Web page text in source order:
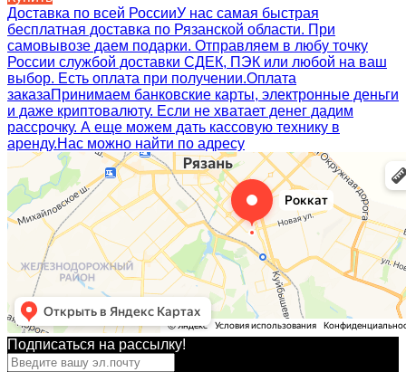
Доставка по всей РоссииУ нас самая быстрая
бесплатная доставка по Рязанской области. При
самовывозе даем подарки. Отправляем в любу точку
России службой доставки СДЕК, ПЭК или любой на ваш
выбор. Есть оплата при получении.Оплата
заказаПринимаем банковские карты, электронные деньги
и даже криптовалюту. Если не хватает денег дадим
рассрочку. А еще можем дать кассовую технику в
аренду.Нас можно найти по адресу
Подписаться на рассылкy!